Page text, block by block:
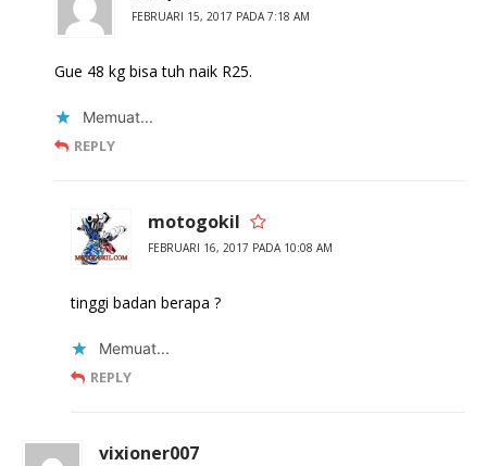
FEBRUARI 15, 2017 PADA 7:18 AM
Gue 48 kg bisa tuh naik R25.
Memuat...
REPLY
motogokil
FEBRUARI 16, 2017 PADA 10:08 AM
tinggi badan berapa ?
Memuat...
REPLY
vixioner007